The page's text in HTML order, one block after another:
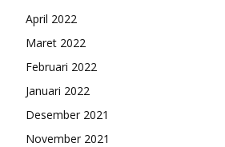
April 2022
Maret 2022
Februari 2022
Januari 2022
Desember 2021
November 2021